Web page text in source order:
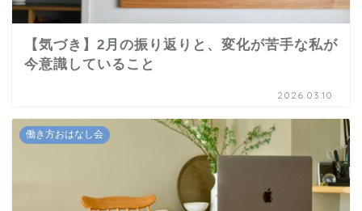
【気づき】2月の振り返りと、変化が苦手な私が
今意識していること
2026.03.10
働き方おはなし会